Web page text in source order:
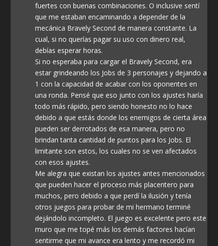
fuertes con buenas combinaciones. O inclusive sentí
que me estaban encaminando a depender de la
mecánica Bravely Second de manera constante. La
cual, si no querías pagar su uso con dinero real,
debías esperar horas.
Si no esperaba para cargar el Bravely Second, era
estar grindeando los Jobs de 3 personajes y dejando a
1 con la capacidad de acabar con los oponentes en
una ronda. Pensé que eso junto con los ajustes haría
todo más rápido, pero siendo honesto no lo hace
debido a que estás donde los enemigos de cierta área
pueden ser derrotados de esa manera, pero no
brindan tanta cantidad de puntos para los Jobs. El
limitante son estos, los cuales no se ven afectados
con esos ajustes.
Me alegra que existan los ajustes antes mencionados
que pueden hacer el proceso más placentero para
muchos, pero debido a que perdí la ilusión y tenía
otros juegos para probar de mi hermano terminé
dejándolo incompleto. El juego es excelente pero este
muro que me topé más los demás factores hacían
sentirme que mi avance era lento y me recordó mi